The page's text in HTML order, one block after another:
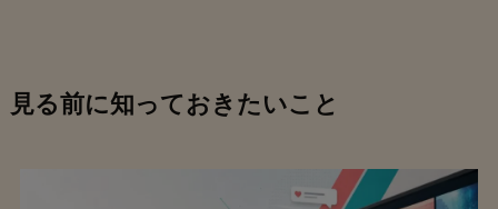
見る前に知っておきたいこと